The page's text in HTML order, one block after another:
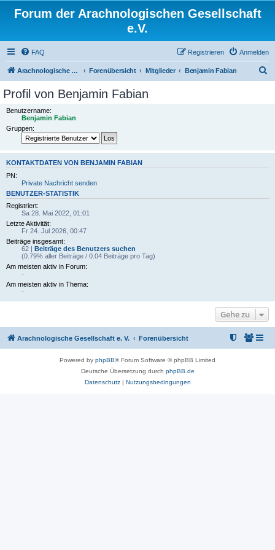
Forum der Arachnologischen Gesellschaft
e.V.
FAQ Anmelden
Registrieren
Arachnologische Gesellschaft e. V. Forenübersicht Mitglieder Benjamin Fabian
Profil von Benjamin Fabian
Benutzername:
Benjamin Fabian
Gruppen:
KONTAKTDATEN VON BENJAMIN FABIAN
PN:
Private Nachricht senden
BENUTZER-STATISTIK
Registriert:
Sa 28. Mai 2022, 01:01
Letzte Aktivität:
Fr 24. Jul 2026, 00:47
Beiträge insgesamt:
62 | Beiträge des Benutzers suchen
(0.79% aller Beiträge / 0.04 Beiträge pro Tag)
Am meisten aktiv in Forum:
-
Am meisten aktiv in Thema:
-
Gehe zu
Arachnologische Gesellschaft e. V. Forenübersicht
Powered by phpBB® Forum Software © phpBB Limited
Deutsche Übersetzung durch phpBB.de
Datenschutz| Nutzungsbedingungen